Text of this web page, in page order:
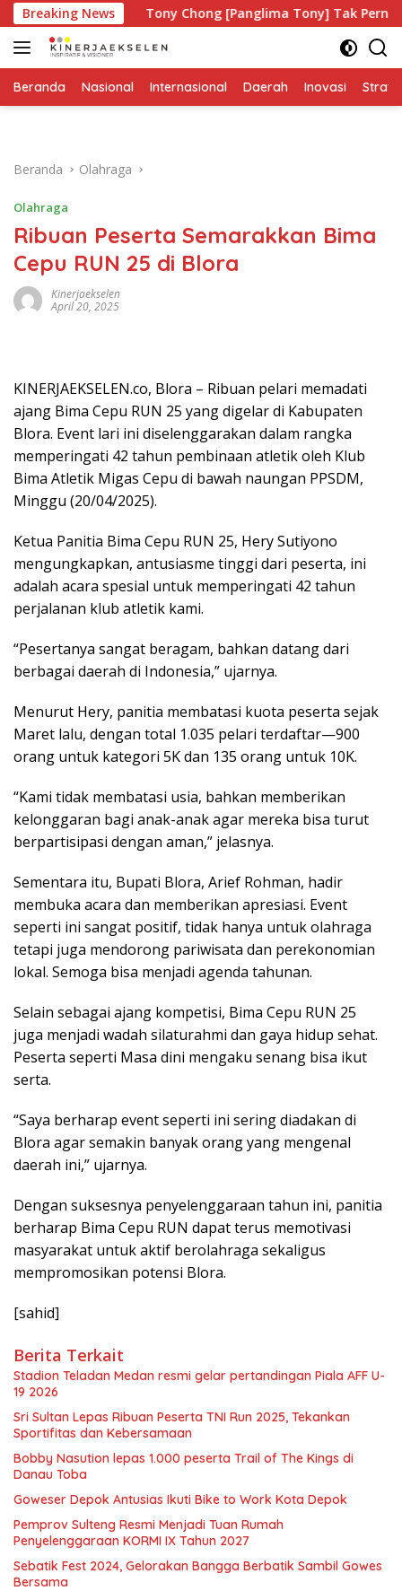
Langsung
ke
konten
Breaking NewsTony Chong [Panglima Tony] Tak Pernah Lelah
Beranda Nasional Internasional Daerah Inovasi
Beranda Olahraga
Olahraga
Ribuan Peserta Semarakkan Bima
Cepu RUN 25 di Blora
Kinerjaekselen
April 20, 2025
KINERJAEKSELEN.co, Blora – Ribuan pelari memadati
ajang Bima Cepu RUN 25 yang digelar di Kabupaten
Blora. Event lari ini diselenggarakan dalam rangka
memperingati 42 tahun pembinaan atletik oleh Klub
Bima Atletik Migas Cepu di bawah naungan PPSDM,
Minggu (20/04/2025).
Ketua Panitia Bima Cepu RUN 25, Hery Sutiyono
mengungkapkan, antusiasme tinggi dari peserta, ini
adalah acara spesial untuk memperingati 42 tahun
perjalanan klub atletik kami.
“Pesertanya sangat beragam, bahkan datang dari
berbagai daerah di Indonesia,” ujarnya.
Menurut Hery, panitia membatasi kuota peserta sejak
Maret lalu, dengan total 1.035 pelari terdaftar—900
orang untuk kategori 5K dan 135 orang untuk 10K.
“Kami tidak membatasi usia, bahkan memberikan
kelonggaran bagi anak-anak agar mereka bisa turut
berpartisipasi dengan aman,” jelasnya.
Sementara itu, Bupati Blora, Arief Rohman, hadir
membuka acara dan memberikan apresiasi. Event
seperti ini sangat positif, tidak hanya untuk olahraga
tetapi juga mendorong pariwisata dan perekonomian
lokal. Semoga bisa menjadi agenda tahunan.
Selain sebagai ajang kompetisi, Bima Cepu RUN 25
juga menjadi wadah silaturahmi dan gaya hidup sehat.
Peserta seperti Masa dini mengaku senang bisa ikut
serta.
“Saya berharap event seperti ini sering diadakan di
Blora agar semakin banyak orang yang mengenal
daerah ini,” ujarnya.
Dengan suksesnya penyelenggaraan tahun ini, panitia
berharap Bima Cepu RUN dapat terus memotivasi
masyarakat untuk aktif berolahraga sekaligus
mempromosikan potensi Blora.
[sahid]
Berita Terkait
Stadion Teladan Medan resmi gelar pertandingan Piala AFF U-
19 2026
Sri Sultan Lepas Ribuan Peserta TNI Run 2025, Tekankan
Sportifitas dan Kebersamaan
Bobby Nasution lepas 1.000 peserta Trail of The Kings di
Danau Toba
Goweser Depok Antusias Ikuti Bike to Work Kota Depok
Pemprov Sulteng Resmi Menjadi Tuan Rumah
Penyelenggaraan KORMI IX Tahun 2027
Sebatik Fest 2024, Gelorakan Bangga Berbatik Sambil Gowes
Bersama